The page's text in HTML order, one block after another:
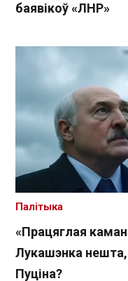
баявікоў «ЛНР»
«Працяглая
Лукашэнка нешта,
Пуціна?
Палітыка